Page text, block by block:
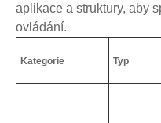
aplikace a struktury, aby
ovládání.
Kategorie Typ